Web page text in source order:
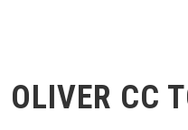
OLIVER CC